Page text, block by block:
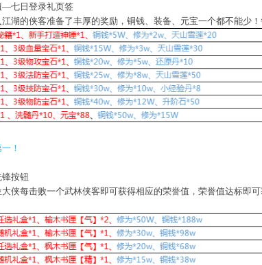
—七日登录礼页签
湖的侠客准备了丰厚的奖励，铜钱、装备、元宝一个都不能少
！
按钮
侠每击败一个武林侠客即可获得相应的荣誉值，荣誉值达标